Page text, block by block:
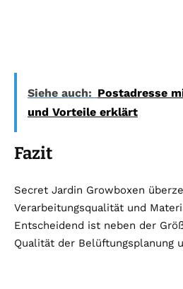
Siehe auch: Postadresse
und Vorteile erklärt
Fazit
Secret Jardin Growboxen
Verarbeitungsqualität und
Entscheidend ist neben der
Qualität der Belüftungsplanung